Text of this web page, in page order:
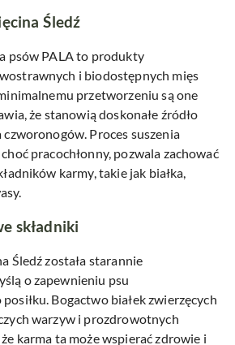
Śledź
psów PALA to produkty
i biodostępnych mięs
przetworzeniu są one
że stanowią doskonałe źródło
Proces suszenia
pracochłonny, pozwala zachować
karmy, takie jak białka,
składniki
Śledź została starannie
o zapewnieniu psu
Bogactwo białek zwierzęcych
warzyw i prozdrowotnych
karma ta może wspierać zdrowie i